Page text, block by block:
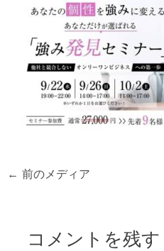
← 前のメディア
コメントを残す